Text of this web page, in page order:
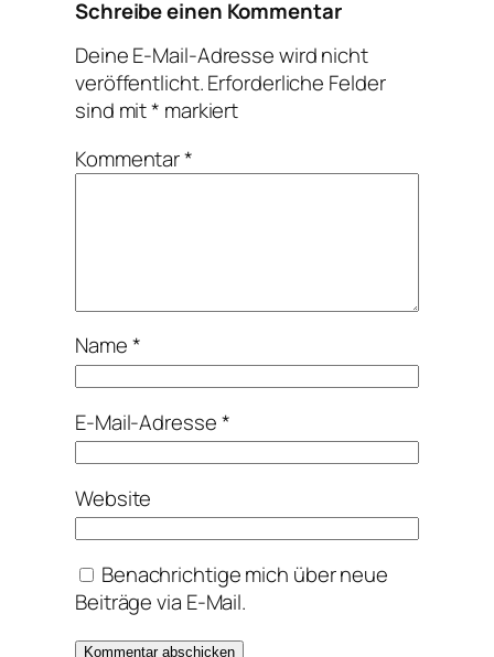
Schreibe einen Kommentar
Deine E-Mail-Adresse wird nicht
veröffentlicht.Erforderliche Felder
sind mit* markiert
Kommentar*
Name*
E-Mail-Adresse*
Website
Benachrichtige mich über neue
Beiträge via E-Mail.